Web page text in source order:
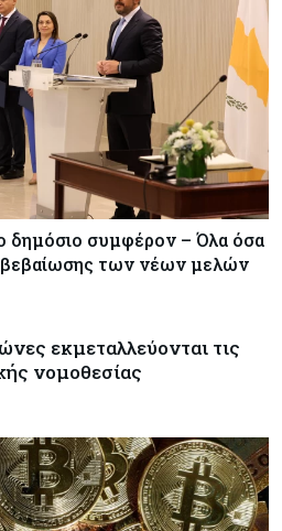
συμφέρον – Όλα όσα
των νέων μελών
εκμεταλλεύονται τις
νομοθεσίας